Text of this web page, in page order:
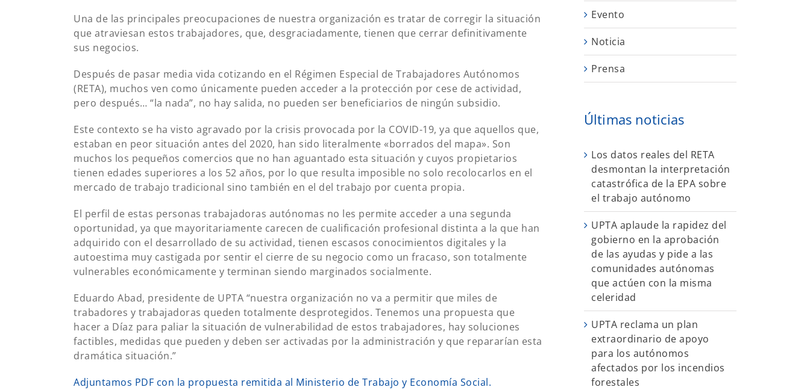
Una de las principales preocupaciones de nuestra organización es tratar de corregir la situación
que atraviesan estos trabajadores, que, desgraciadamente, tienen que cerrar definitivamente
sus negocios.
Después de pasar media vida cotizando en el Régimen Especial de Trabajadores Autónomos
(RETA), muchos ven como únicamente pueden acceder a la protección por cese de actividad,
pero después… “la nada”, no hay salida, no pueden ser beneficiarios de ningún subsidio.
Este contexto se ha visto agravado por la crisis provocada por la COVID-19, ya que aquellos que,
estaban en peor situación antes del 2020, han sido literalmente «borrados del mapa». Son
muchos los pequeños comercios que no han aguantado esta situación y cuyos propietarios
tienen edades superiores a los 52 años, por lo que resulta imposible no solo recolocarlos en el
mercado de trabajo tradicional sino también en el del trabajo por cuenta propia.
El perfil de estas personas trabajadoras autónomas no les permite acceder a una segunda
oportunidad, ya que mayoritariamente carecen de cualificación profesional distinta a la que han
adquirido con el desarrollado de su actividad, tienen escasos conocimientos digitales y la
autoestima muy castigada por sentir el cierre de su negocio como un fracaso, son totalmente
vulnerables económicamente y terminan siendo marginados socialmente.
Eduardo Abad, presidente de UPTA “nuestra organización no va a permitir que miles de
trabadores y trabajadoras queden totalmente desprotegidos. Tenemos una propuesta que
hacer a Díaz para paliar la situación de vulnerabilidad de estos trabajadores, hay soluciones
factibles, medidas que pueden y deben ser activadas por la administración y que repararían esta
dramática situación.”
Adjuntamos PDF con la propuesta remitida al Ministerio de Trabajo y Economía Social.
Evento
Noticia
Prensa
Últimas noticias
Los datos reales del RETA
desmontan la interpretación
catastrófica de la EPA sobre
el trabajo autónomo
UPTA aplaude la rapidez del
gobierno en la aprobación
de las ayudas y pide a las
comunidades autónomas
que actúen con la misma
celeridad
UPTA reclama un plan
extraordinario de apoyo
para los autónomos
afectados por los incendios
forestales